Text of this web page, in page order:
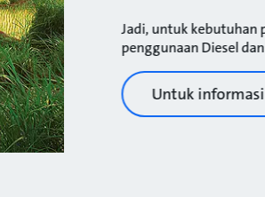
Jadi, untuk kebutuhan
penggunaan Diesel
Untuk